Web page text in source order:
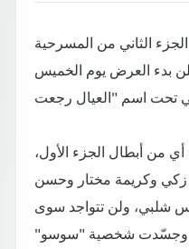
الثاني من المسرحية
بدء العرض يوم الخميس
من أبطال الجزء الأول،
زكي وكريمة مختار وحسن
شلبي، ولن تتواجد سوى
وجسّدت شخصية "سوسو"